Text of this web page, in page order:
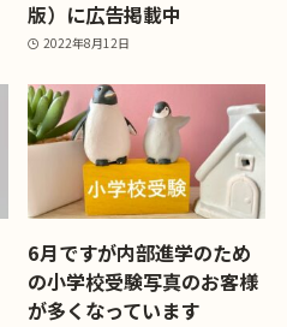
版）に広告掲載中
2022年8月12日
6月ですが内部進学のため
の小学校受験写真のお客様
が多くなっています